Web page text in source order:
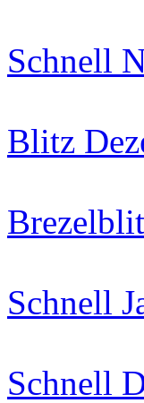
Schnell
Blitz
Schnell
Schnell